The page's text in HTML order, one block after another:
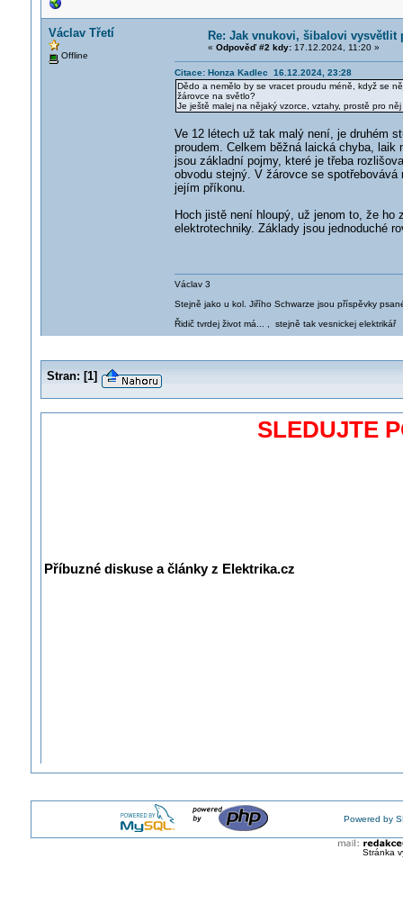
Václav Třetí
Offline
Re: Jak vnukovi, šibalovi
« Odpověď #2 kdy:17.12.2024, 11:20 »
Citace: Honza Kadlec 16.12.2024, 23:28
Dědo a nemělo by se vracet proudu méně, když se
žárovce na světlo?
Je ještě malej na nějaký vzorce, vztahy, prostě pro něj
Ve 12 létech už tak malý není, je druhém
proudem. Celkem běžná laická chyba,
jsou základní pojmy, které je třeba
obvodu stejný. V žárovce se
jejím příkonu.
Hoch jistě není hloupý, už jenom to, že
elektrotechniky. Základy jsou jednoduché
Václav 3
Stejně jako u kol. Jiřího Schwarze jsou příspěvky
Řidič tvrdej život má... , stejně tak vesnickej elektrikář
Stran: [1]
SLEDUJTE
Příbuzné diskuse a články z Elektrika.cz
Powered by
Stránka